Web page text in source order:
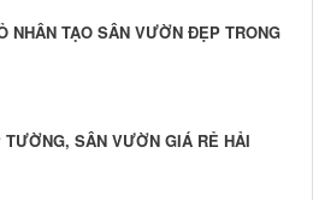
NHÂN TẠO SÂN VƯỜN ĐẸP TRONG
TƯỜNG, SÂN VƯỜN GIÁ RẺ HẢI